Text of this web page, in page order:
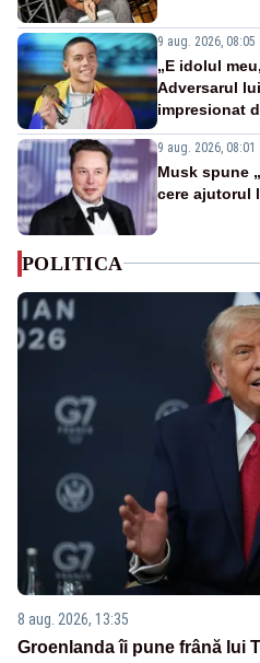
9 aug. 2026, 08:05
„E idolul
Adversarul
impresionat
9 aug. 2026, 08:01
Musk spune
cere ajutorul
POLITICA
8 aug. 2026, 13:35
Groenlanda îi pune frână lui